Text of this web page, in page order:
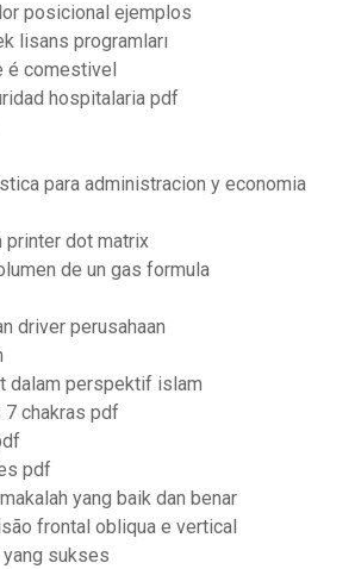
posicional ejemplos
lisans programları
é comestivel
hospitalaria pdf
para administracion y economia
printer dot matrix
de un gas formula
driver perusahaan
dalam perspektif islam
chakras pdf
pdf
yang baik dan benar
frontal obliqua e vertical
yang sukses